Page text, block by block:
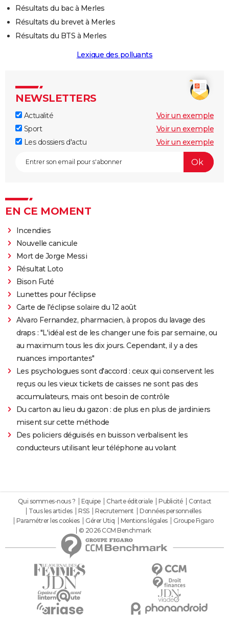
Résultats du bac à Merles
Résultats du brevet à Merles
Résultats du BTS à Merles
Lexique des polluants
NEWSLETTERS
Actualité
Voir un exemple
Sport
Voir un exemple
Les dossiers d'actu
Voir un exemple
EN CE MOMENT
Incendies
Nouvelle canicule
Mort de Jorge Messi
Résultat Loto
Bison Futé
Lunettes pour l'éclipse
Carte de l'éclipse solaire du 12 août
Alvaro Fernandez, pharmacien, à propos du lavage des
draps : "L'idéal est de les changer une fois par semaine, ou
au maximum tous les dix jours. Cependant, il y a des
nuances importantes"
Les psychologues sont d'accord : ceux qui conservent les
reçus ou les vieux tickets de caisses ne sont pas des
accumulateurs, mais ont besoin de contrôle
Du carton au lieu du gazon : de plus en plus de jardiniers
misent sur cette méthode
Des policiers déguisés en buisson verbalisent les
conducteurs utilisant leur téléphone au volant
Qui sommes-nous ? Equipe Charte éditoriale Publicité
Contact
Tous les articles
RSS Recrutement
Données personnelles
Paramétrer les cookies
Gérer Utiq Mentions légales
Groupe Figaro
© 2026 CCM Benchmark